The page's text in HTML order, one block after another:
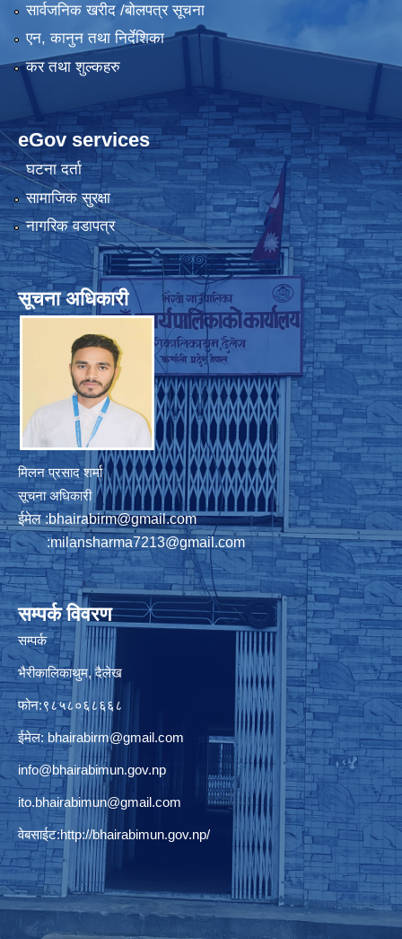
सार्वजनिक खरीद /बोलपत्र सूचना
एन, कानुन तथा निर्देशिका
कर तथा शुल्कहरु
eGov services
घटना दर्ता
सामाजिक सुरक्षा
नागरिक वडापत्र
सूचना अधिकारी
मिलन प्रसाद शर्मा
सूचना अधिकारी
ईमेल :bhairabirm@gmail.com
:milansharma7213@gmail.com
सम्पर्क विवरण
सम्पर्क
भैरीकालिकाथुम, दैलेख
फोन:९८५८०६८६६८
ईमेल: bhairabirm@gmail.com
info@bhairabimun.gov.np
ito.bhairabimun@gmail.com
वेबसाईट:http://bhairabimun.gov.np/